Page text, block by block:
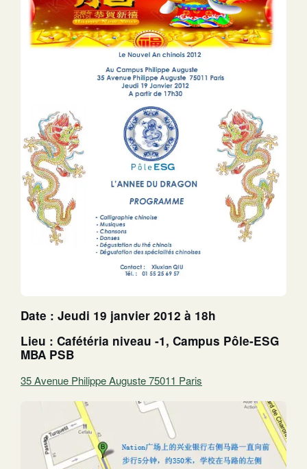
Date : Jeudi 19 janvier 2012 à 18h
Lieu : Cafétéria niveau -1, Campus Pôle-ESG
MBA PSB
35 Avenue Philippe Auguste 75011 Paris